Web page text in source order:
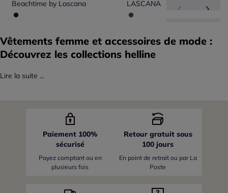
Beachtime by Lascana LASCANA
Vêtements femme et accessoires de mode :
Découvrez les collections helline
Lire la suite ...
Paiement 100%
sécurisé
Payez comptant ou en
plusieurs fois
Retour gratuit sous
100 jours
En point de retrait ou par La
Poste